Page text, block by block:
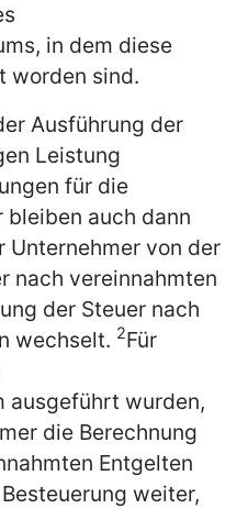
in dem diese
worden sind.
Ausführung der
Leistung
für die
bleiben auch dann
Unternehmer von der
nach vereinnahmten
der Steuer nach
wechselt. 2Für
ausgeführt wurden,
die Berechnung
Entgelten
weiter,